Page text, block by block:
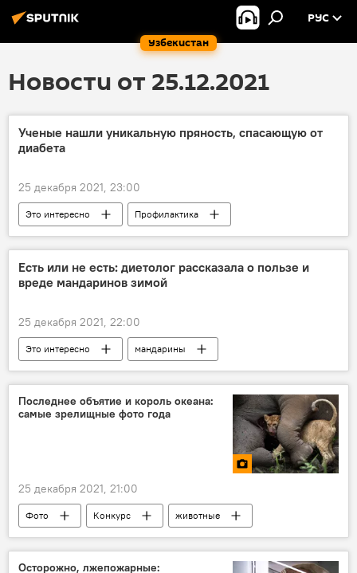
Узбекистан
РУС
Новости от 25.12.2021
Ученые нашли уникальную пряность, спасающую от
диабета
25 декабря 2021, 23:00
Это интересно
Профилактика
диабет
Есть или не есть: диетолог рассказала о пользе и
вреде мандаринов зимой
25 декабря 2021, 22:00
Это интересно мандарины
Последнее объятие и король океана:
самые зрелищные фото года
25 декабря 2021, 21:00
Фото Конкурс
животные
Мультимедиа
Осторожно, лжепожарные: